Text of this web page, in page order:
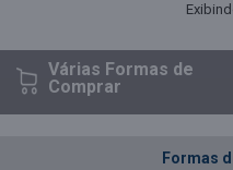
Várias Formasde
Comprar
Formas